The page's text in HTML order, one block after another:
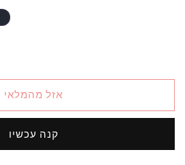
אזל מהמלאי
קנה עכשיו